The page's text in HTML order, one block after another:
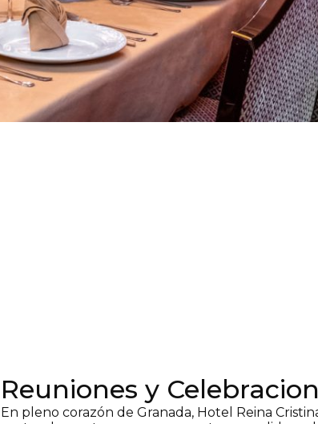
Reuniones y
En pleno corazón de Granada, Hotel Reina